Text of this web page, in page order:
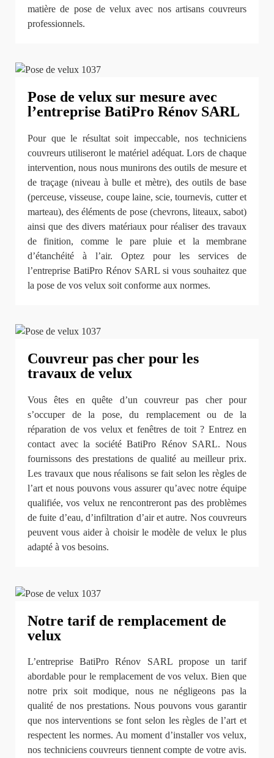
matière de pose de velux avec nos artisans couvreurs
professionnels.
Pose de velux sur mesure avec
l’entreprise BatiPro Rénov SARL
Pour que le résultat soit impeccable, nos techniciens
couvreurs utiliseront le matériel adéquat. Lors de chaque
intervention, nous nous munirons des outils de mesure et
de traçage (niveau à bulle et mètre), des outils de base
(perceuse, visseuse, coupe laine, scie, tournevis, cutter et
marteau), des éléments de pose (chevrons, liteaux, sabot)
ainsi que des divers matériaux pour réaliser des travaux
de finition, comme le pare pluie et la membrane
d’étanchéité à l’air. Optez pour les services de
l’entreprise BatiPro Rénov SARL si vous souhaitez que
la pose de vos velux soit conforme aux normes.
Couvreur pas cher pour les
travaux de velux
Vous êtes en quête d’un couvreur pas cher pour
s’occuper de la pose, du remplacement ou de la
réparation de vos velux et fenêtres de toit ? Entrez en
contact avec la société BatiPro Rénov SARL. Nous
fournissons des prestations de qualité au meilleur prix.
Les travaux que nous réalisons se fait selon les règles de
l’art et nous pouvons vous assurer qu’avec notre équipe
qualifiée, vos velux ne rencontreront pas des problèmes
de fuite d’eau, d’infiltration d’air et autre. Nos couvreurs
peuvent vous aider à choisir le modèle de velux le plus
adapté à vos besoins.
Notre tarif de remplacement de
velux
L’entreprise BatiPro Rénov SARL propose un tarif
abordable pour le remplacement de vos velux. Bien que
notre prix soit modique, nous ne négligeons pas la
qualité de nos prestations. Nous pouvons vous garantir
que nos interventions se font selon les règles de l’art et
respectent les normes. Au moment d’installer vos velux,
nos techniciens couvreurs tiennent compte de votre avis.